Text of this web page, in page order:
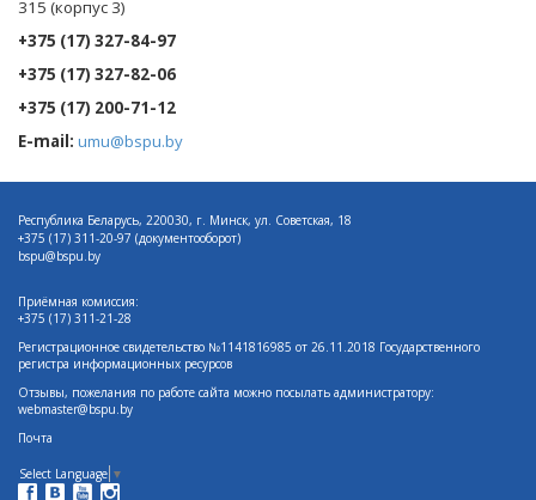
315 (корпус 3)
+375 (17) 327-84-97
+375 (17) 327-82-06
+375 (17) 200-71-12
E-mail: umu@bspu.by
Республика Беларусь, 220030, г. Минск, ул. Советская, 18
+375 (17) 311-20-97 (документооборот)
bspu@bspu.by
Приёмная комиссия:
+375 (17) 311-21-28
Регистрационное свидетельство №1141816985 от 26.11.2018 Государственного
регистра информационных ресурсов
Отзывы, пожелания по работе сайта можно посылать администратору:
webmaster@bspu.by
Почта
Select Language ▼